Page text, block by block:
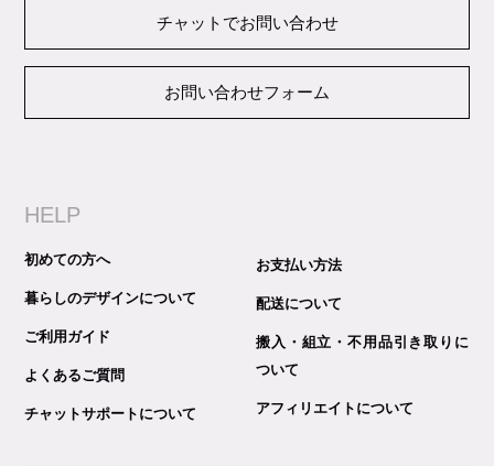
チャットでお問い合わせ
お問い合わせフォーム
HELP
初めての方へ
暮らしのデザインについて
ご利用ガイド
よくあるご質問
チャットサポートについて
お支払い方法
配送について
搬入・組立・不用品引き取りに
ついて
アフィリエイトについて